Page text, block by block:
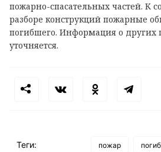
пожарно-спасательных частей. К
разборе конструкций пожарные
погибшего. Информация о других
уточняется.
Теги: пожар